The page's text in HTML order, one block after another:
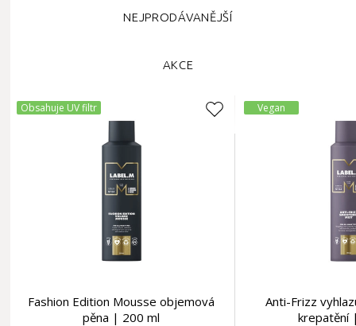
NEJPRODÁVANĚJŠÍ
AKCE
Obsahuje UV filtr
Fashion Edition Mousse objemová
pěna | 200 ml
Vegan
Anti-Frizz
krepatění